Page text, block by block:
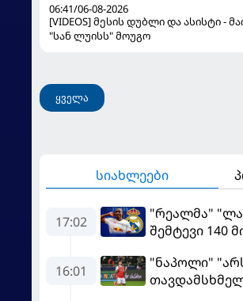
06:41/06-08-2026
[VIDEOS] მესის დუბლი და ასისტი -
"სან ლუისს" მოუგო
ყველა
სიახლეები
17:02
"რეალმა"
შემტევი 140
16:01
"ნაპოლი"